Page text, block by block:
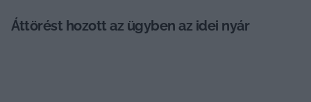
Áttörést hozott az ügyben az idei nyár